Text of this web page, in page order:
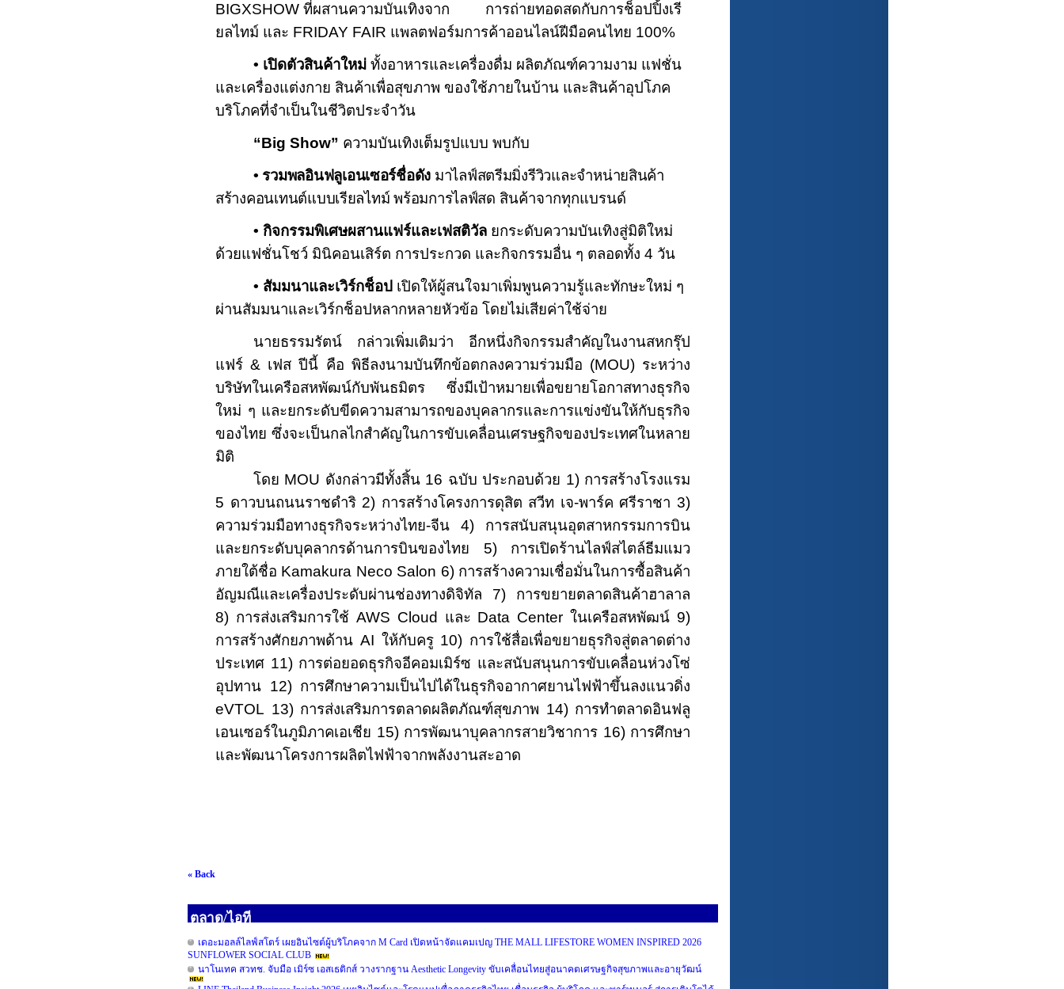
BIGXSHOW ที่ผสานความบันเทิงจาก การถ่ายทอดสดกับการช็อปปิ้งเรี
ยลไทม์ และ FRIDAY FAIR แพลตฟอร์มการค้าออนไลน์ฝีมือคนไทย 100%
• เปิดตัวสินค้าใหม่ ทั้งอาหารและเครื่องดื่ม ผลิตภัณฑ์ความงาม แฟชั่น
และเครื่องแต่งกาย สินค้าเพื่อสุขภาพ ของใช้ภายในบ้าน และสินค้าอุปโภค
บริโภคที่จำเป็นในชีวิตประจำวัน
“Big Show” ความบันเทิงเต็มรูปแบบ พบกับ
• รวมพลอินฟลูเอนเซอร์ชื่อดัง มาไลฟ์สตรีมมิ่งรีวิวและจำหน่ายสินค้า
สร้างคอนเทนต์แบบเรียลไทม์ พร้อมการไลฟ์สด สินค้าจากทุกแบรนด์
• กิจกรรมพิเศษผสานแฟร์และเฟสติวัล ยกระดับความบันเทิงสู่มิติใหม่
ด้วยแฟชั่นโชว์ มินิคอนเสิร์ต การประกวด และกิจกรรมอื่น ๆ ตลอดทั้ง 4 วัน
• สัมมนาและเวิร์กช็อป เปิดให้ผู้สนใจมาเพิ่มพูนความรู้และทักษะใหม่ ๆ
ผ่านสัมมนาและเวิร์กช็อปหลากหลายหัวข้อ โดยไม่เสียค่าใช้จ่าย
นายธรรมรัตน์ กล่าวเพิ่มเติมว่า อีกหนึ่งกิจกรรมสำคัญในงานสหกรุ๊ป
แฟร์& เฟส ปีนี้ คือ พิธีลงนามบันทึกข้อตกลงความร่วมมือ (MOU) ระหว่าง
บริษัทในเครือสหพัฒน์กับพันธมิตร ซึ่งมีเป้าหมายเพื่อขยายโอกาสทางธุรกิจ
ใหม่ ๆ และยกระดับขีดความสามารถของบุคลากรและการแข่งขันให้กับธุรกิจ
ของไทย ซึ่งจะเป็นกลไกสำคัญในการขับเคลื่อนเศรษฐกิจของประเทศในหลาย
มิติ
โดย MOU ดังกล่าวมีทั้งสิ้น 16 ฉบับ ประกอบด้วย 1) การสร้างโรงแรม
5 ดาวบนถนนราชดำริ 2) การสร้างโครงการดุสิต สวีท เจ-พาร์ค ศรีราชา3)
ความร่วมมือทางธุรกิจระหว่างไทย-จีน 4) การสนับสนุนอุตสาหกรรมการบิน
และยกระดับบุคลากรด้านการบินของไทย 5) การเปิดร้านไลฟ์สไตล์ธีมแมว
ภายใต้ชื่อ Kamakura Neco Salon 6) การสร้างความเชื่อมั่นในการซื้อสินค้า
อัญมณีและเครื่องประดับผ่านช่องทางดิจิทัล 7) การขยายตลาดสินค้าฮาลาล
8) การส่งเสริมการใช้ AWS Cloud และ Data Center ในเครือสหพัฒน์ 9)
การสร้างศักยภาพด้าน AI ให้กับครู 10) การใช้สื่อเพื่อขยายธุรกิจสู่ตลาดต่าง
ประเทศ 11) การต่อยอดธุรกิจอีคอมเมิร์ซ และสนับสนุนการขับเคลื่อนห่วงโซ่
อุปทาน 12) การศึกษาความเป็นไปได้ในธุรกิจอากาศยานไฟฟ้าขึ้นลงแนวดิ่ง
eVTOL 13) การส่งเสริมการตลาดผลิตภัณฑ์สุขภาพ 14) การทำตลาดอินฟลู
เอนเซอร์ในภูมิภาคเอเชีย 15) การพัฒนาบุคลากรสายวิชาการ 16) การศึกษา
และพัฒนาโครงการผลิตไฟฟ้าจากพลังงานสะอาด
« Back
ตลาด/ไอที
เดอะมอลล์ไลฟ์สโตร์ เผยอินไซต์ผู้บริโภคจาก M Card เปิดหน้าจัดแคมเปญ THE MALL LIFESTORE WOMEN INSPIRED 2026
SUNFLOWER SOCIAL CLUB
นาโนเทค สวทช. จับมือ เมิร์ซ เอสเธติกส์ วางรากฐาน Aesthetic Longevity ขับเคลื่อนไทยสู่อนาคตเศรษฐกิจสุขภาพและอายุวัฒน์